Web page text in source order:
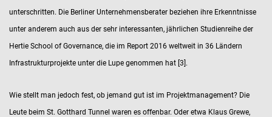
unterschritten. Die Berliner Unternehmensberater beziehen ihre Erkenntnisse
unter anderem auch aus der sehr interessanten, jährlichen Studienreihe der
Hertie School of Governance, die im Report 2016 weltweit in 36 Ländern
Infrastrukturprojekte unter die Lupe genommen hat [3].
Wie stellt man jedoch fest, ob jemand gut ist im Projektmanagement? Die
Leute beim St. Gotthard Tunnel waren es offenbar. Oder etwa Klaus Grewe,